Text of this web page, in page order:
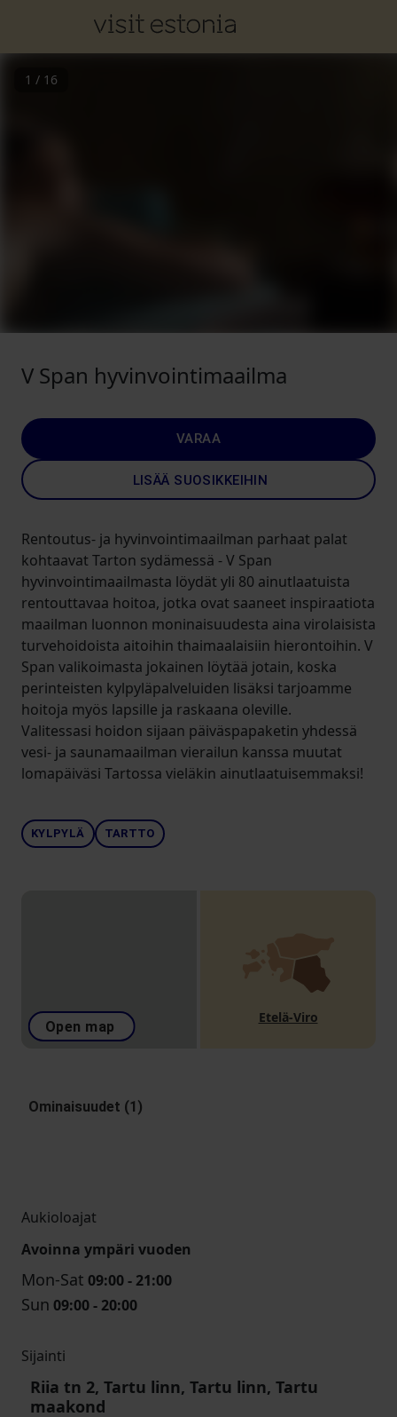
1 / 16
V Span hyvinvointimaailma
VARAA
LISÄÄ SUOSIKKEIHIN
Rentoutus- ja hyvinvointimaailman parhaat palat
kohtaavat Tarton sydämessä - V Span
hyvinvointimaailmasta löydät yli 80 ainutlaatuista
rentouttavaa hoitoa, jotka ovat saaneet inspiraatiota
maailman luonnon moninaisuudesta aina virolaisista
turvehoidoista aitoihin thaimaalaisiin hierontoihin. V
Span valikoimasta jokainen löytää jotain, koska
perinteisten kylpyläpalveluiden lisäksi tarjoamme
hoitoja myös lapsille ja raskaana oleville.
Valitessasi hoidon sijaan päiväspapaketin yhdessä
vesi- ja saunamaailman vierailun kanssa muutat
lomapäiväsi Tartossa vieläkin ainutlaatuisemmaksi!
KYLPYLÄ TARTTO
Open map
Etelä-Viro
Ominaisuudet (1)
Aukioloajat
Avoinna ympäri vuoden
Mon-Sat 09:00 - 21:00
Sun 09:00 - 20:00
Sijainti
Riia tn 2, Tartu linn, Tartu linn, Tartu
maakond